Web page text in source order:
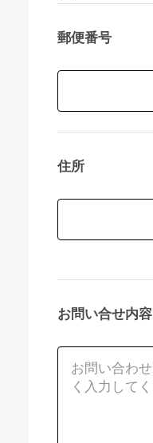
郵便番号
住所
お問い合せ内容